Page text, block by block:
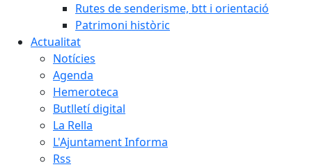
Rutes de senderisme, btt i orientació
Patrimoni històric
Actualitat
Notícies
Agenda
Hemeroteca
Butlletí digital
La Rella
L'Ajuntament Informa
Rss